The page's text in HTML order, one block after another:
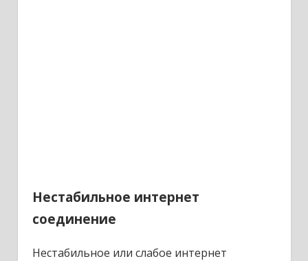
Нестабильное интернет
соединение
Нестабильное или слабое интернет